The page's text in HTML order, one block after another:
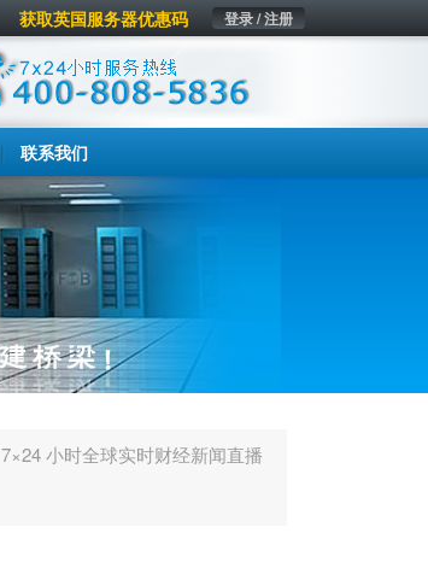
登录 / 注册
获取英国服务器优惠码
联系我们
7×24 小时全球实时财经新闻直播